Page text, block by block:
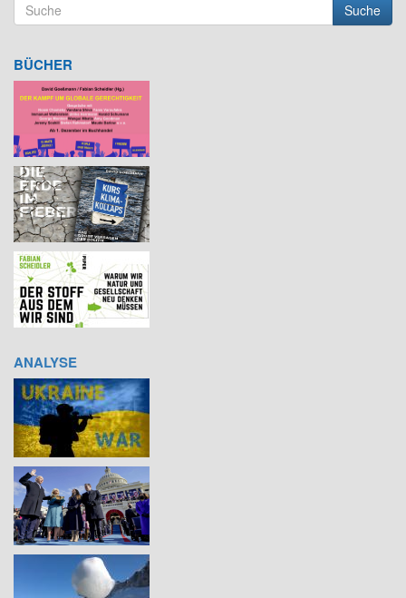
Suchformular
Suche
BÜCHER
ANALYSE